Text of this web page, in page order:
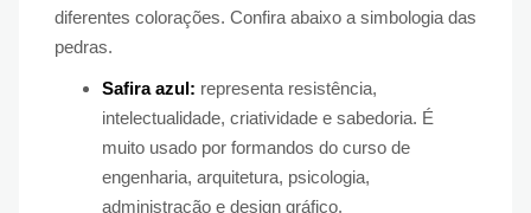
diferentes colorações. Confira abaixo a simbologia das
pedras.
Safira azul: representa resistência,
intelectualidade, criatividade e sabedoria. É
muito usado por formandos do curso de
engenharia, arquitetura, psicologia,
administração e design gráfico.